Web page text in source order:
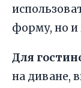
форму, но
Для
на диване,